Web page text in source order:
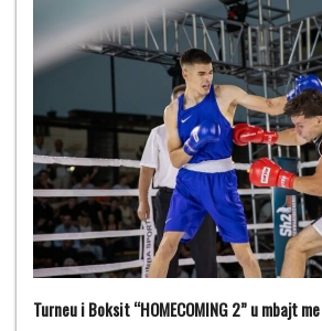
Turneu i Boksit “HOMECOMING 2” u mbajt